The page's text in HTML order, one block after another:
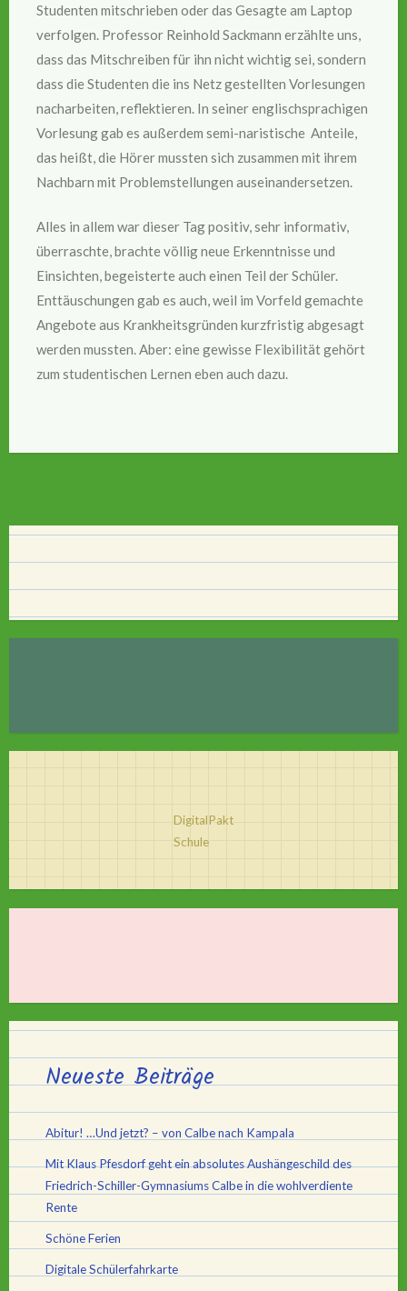
Studenten mitschrieben oder das Gesagte am Laptop
verfolgen. Professor Reinhold Sackmann erzählte uns,
dass das Mitschreiben für ihn nicht wichtig sei, sondern
dass die Studenten die ins Netz gestellten Vorlesungen
nacharbeiten, reflektieren. In seiner englischsprachigen
Vorlesung gab es außerdem semi-naristische Anteile,
das heißt, die Hörer mussten sich zusammen mit ihrem
Nachbarn mit Problemstellungen auseinandersetzen.
Alles in allem war dieser Tag positiv, sehr informativ,
überraschte, brachte völlig neue Erkenntnisse und
Einsichten, begeisterte auch einen Teil der Schüler.
Enttäuschungen gab es auch, weil im Vorfeld gemachte
Angebote aus Krankheitsgründen kurzfristig abgesagt
werden mussten. Aber: eine gewisse Flexibilität gehört
zum studentischen Lernen eben auch dazu.
DigitalPakt
Schule
Neueste Beiträge
Abitur! …Und jetzt? – von Calbe nach Kampala
Mit Klaus Pfesdorf geht ein absolutes Aushängeschild des
Friedrich-Schiller-Gymnasiums Calbe in die wohlverdiente
Rente
Schöne Ferien
Digitale Schülerfahrkarte